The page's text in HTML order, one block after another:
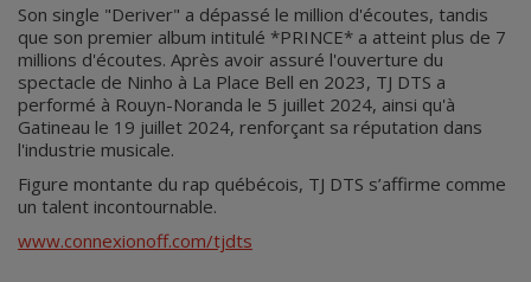
Son single "Deriver" a dépassé le million d'écoutes, tandis
que son premier album intitulé *PRINCE* a atteint plus de 7
millions d'écoutes. Après avoir assuré l'ouverture du
spectacle de Ninho à La Place Bell en 2023, TJ DTS a
performé à Rouyn-Noranda le 5 juillet 2024, ainsi qu'à
Gatineau le 19 juillet 2024, renforçant sa réputation dans
l'industrie musicale.
Figure montante du rap québécois, TJ DTS s’affirme comme
un talent incontournable.
www.connexionoff.com/tjdts